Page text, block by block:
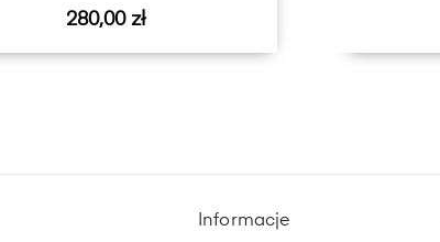
Cena
280,00 zł
Informacje